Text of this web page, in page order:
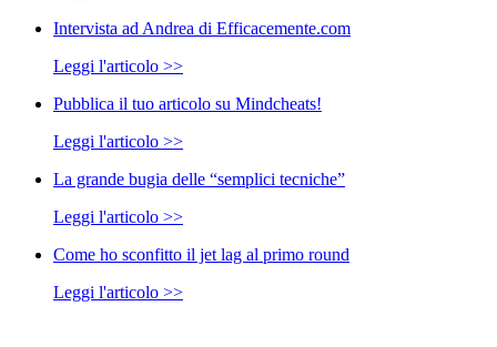
Intervista ad Andrea di Efficacemente.com
Leggi l'articolo >>
Pubblica il tuo articolo su Mindcheats!
Leggi l'articolo >>
La grande bugia delle “semplici tecniche”
Leggi l'articolo >>
Come ho sconfitto il jet lag al primo round
Leggi l'articolo >>